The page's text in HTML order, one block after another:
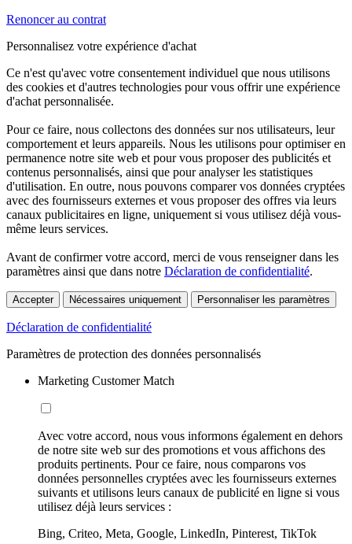
Renoncer au contrat
Personnalisez votre expérience d'achat
Ce n'est qu'avec votre consentement individuel que nous utilisons
des cookies et d'autres technologies pour vous offrir une expérience
d'achat personnalisée.
Pour ce faire, nous collectons des données sur nos utilisateurs, leur
comportement et leurs appareils. Nous les utilisons pour optimiser en
permanence notre site web et pour vous proposer des publicités et
contenus personnalisés, ainsi que pour analyser les statistiques
d'utilisation. En outre, nous pouvons comparer vos données cryptées
avec des fournisseurs externes et vous proposer des offres via leurs
canaux publicitaires en ligne, uniquement si vous utilisez déjà vous-
même leurs services.
Avant de confirmer votre accord, merci de vous renseigner dans les
paramètres ainsi que dans notre Déclaration de confidentialité.
Accepter Nécessaires uniquement Personnaliser les paramètres
Déclaration de confidentialité
Paramètres de protection des données personnalisés
Marketing Customer Match
Avec votre accord, nous vous informons également en dehors
de notre site web sur des promotions et vous affichons des
produits pertinents. Pour ce faire, nous comparons vos
données personnelles cryptées avec les fournisseurs externes
suivants et utilisons leurs canaux de publicité en ligne si vous
utilisez déjà leurs services :
Bing, Criteo, Meta, Google, LinkedIn, Pinterest, TikTok